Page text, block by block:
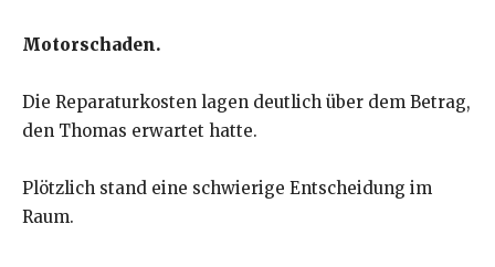
Motorschaden.
Die Reparaturkosten lagen deutlich über dem Betrag,
den Thomas erwartet hatte.
Plötzlich stand eine schwierige Entscheidung im
Raum.